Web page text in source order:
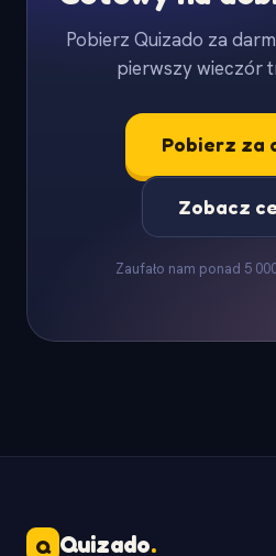
Pobierz Quizado za
pierwszy wieczór
Pobierz za
Zobacz
Zaufało nam ponad 5
Q Quizado.